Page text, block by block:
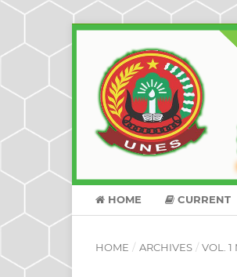
HOME CURRENT
HOME / ARCHIVES / VOL. 1